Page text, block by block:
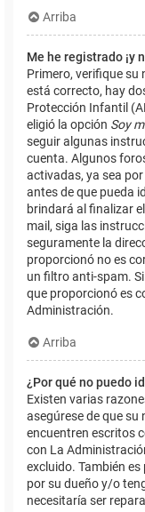
Arriba
Me he registrado ¡y
Primero, verifique su
está correcto, hay
Protección Infantil
eligió la opción Soy
seguir algunas
cuenta. Algunos
activadas, ya sea
antes de que pueda
brindará al finalizar
mail, siga las
seguramente la
proporcionó no es
un filtro anti-spam.
que proporcionó es
Administración.
Arriba
¿Por qué no puedo
Existen varias
asegúrese de que
encuentren escritos
con La
excluido. También
por su dueño y/o
necesitaría ser